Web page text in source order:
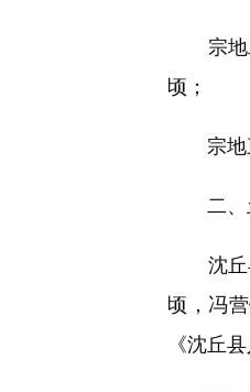
宗地二
顷；
宗地三
二、
沈丘县
顷，冯
《沈丘